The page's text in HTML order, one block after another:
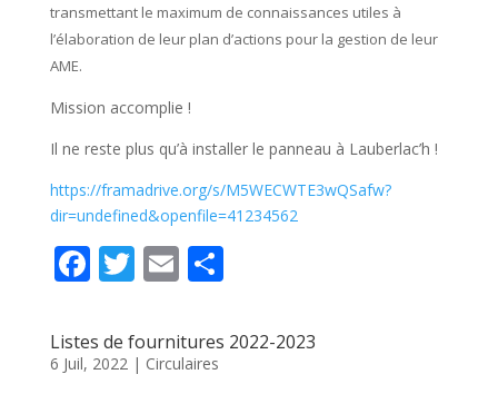
transmettant le maximum de connaissances utiles à
l’élaboration de leur plan d’actions pour la gestion de leur
AME.
Mission accomplie !
Il ne reste plus qu’à installer le panneau à Lauberlac’h !
https://framadrive.org/s/M5WECWTE3wQSafw?
dir=undefined&openfile=41234562
F
e
b
T
itt
er
E
ai
l
P
ta
Listes de fournitures 2022-2023
6 Juil, 2022 | Circulaires